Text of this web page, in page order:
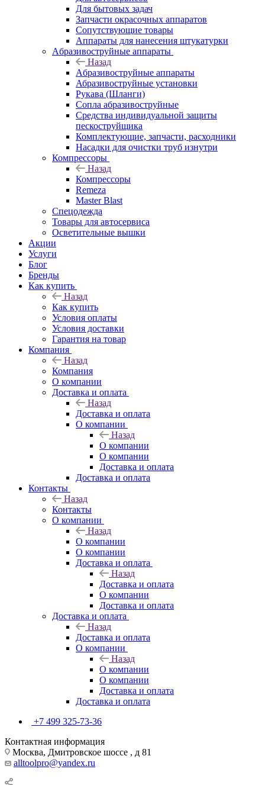
Для бытовых задач
Запчасти окрасочных аппаратов
Сопутствующие товары
Аппараты для нанесения штукатурки
Aбразивоструйные аппараты
Назад
Aбразивоструйные аппараты
Абразивоструйные установки
Рукава (Шланги)
Сопла абразивоструйные
Средства индивидуальной защиты
пескоструйщика
Комплектующие, запчасти, расходники
Насадки для очистки труб изнутри
Компрессоры
Назад
Компрессоры
Remeza
Master Blast
Спецодежда
Товары для автосервиса
Осветительные вышки
Акции
Услуги
Блог
Бренды
Как купить
Назад
Как купить
Условия оплаты
Условия доставки
Гарантия на товар
Компания
Назад
Компания
О компании
Доставка и оплата
Назад
Доставка и оплата
О компании
Назад
О компании
О компании
Доставка и оплата
Доставка и оплата
Контакты
Назад
Контакты
О компании
Назад
О компании
О компании
Доставка и оплата
Назад
Доставка и оплата
О компании
Доставка и оплата
Доставка и оплата
Назад
Доставка и оплата
О компании
Назад
О компании
О компании
Доставка и оплата
Доставка и оплата
+7 499 325-73-36
Контактная информация
Москва, Дмитровское шоссе , д 81
alltoolpro@yandex.ru